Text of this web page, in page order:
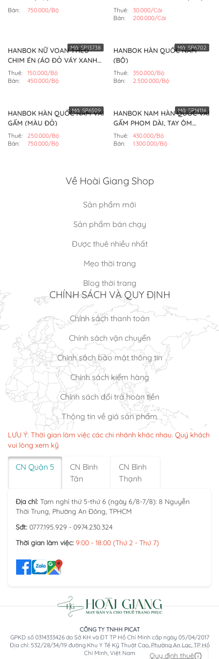
Bán: 750.000/Bộ Thuê:
30.000/Cái
Bán:
200.000/Cái
HANBOK NỮ VOAN THÊU
CHIM ÉN (ÁO ĐỎ VÁY XANH
ĐEN)
Thuê:
150.000/Bộ
Bán:
450.000/Bộ
Mã:SP13738
HANBOK HÀN QUỐC NAM
(BỘ)
Thuê:
350.000/Bộ
Bán:
2.500.000/Bộ
Mã: SP6702
HANBOK HÀN QUỐC NAM VẢI
GẤM (MÀU ĐỎ)
Thuê:
250.000/Bộ
Bán:
750.000/Bộ
Mã: SP6509
HANBOK NAM HÀN QUỐC VẢI
GẤM PHOM DÀI, TAY ÔM
(XANH ĐEN)
Thuê:
430.000/Bộ
Bán:
1.300.000/Bộ
Mã: SP14114
Quy định thuê
Về Hoài Giang Shop
Sản phẩm mới
Sản phẩm bán chạy
Được thuê nhiều nhất
Mẹo thời trang
Blog thời trang
CHÍNH SÁCH VÀ QUY ĐỊNH
Chính sách thanh toán
Chính sách vận chuyển
Chính sách bảo mật thông tin
Chính sách kiểm hàng
Chính sách đổi trả hoàn tiền
Thông tin về giá sản phẩm
LƯU Ý: Thời gian làm việc các chi nhánh khác nhau. Quý khách
vui lòng xem kỹ
CN Quận 5
CN Bình
Tân
CN Bình
Thạnh
Địa chỉ: Tạm nghỉ thứ 5-thứ 6 (ngày 6/8-7/8): 8 Nguyễn
Thời Trung, Phường An Đông, TPHCM
Sđt: 0777.195.929 - 0974.230.324
Thời gian làm việc: 9:00 - 18:00 (Thứ 2 - Thứ 7)
CÔNG TY TNHH PICAT
GPKD số 0314333426 do Sở KH và ĐT TP Hồ Chí Minh cấp ngày 05/04/2017
Địa chỉ: 532/28/34/19 đường Khu Y Tế Kỹ Thuật Cao, Phường An Lạc, TP Hồ
Chí Minh, Việt Nam